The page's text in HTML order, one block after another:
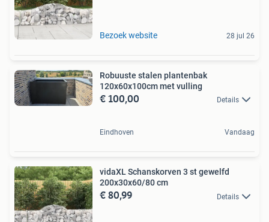
Bezoek website 28 jul 26
Robuuste stalen plantenbak
120x60x100cm met vulling
€ 100,00 Details
Eindhoven Vandaag
vidaXL Schanskorven 3 st gewelfd
200x30x60/80 cm
€ 80,99 Details